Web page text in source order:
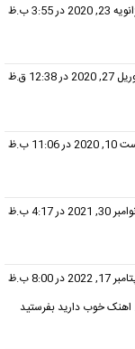
23, 2020 در 3:55 ب.ظ
در 12:38 ق.ظ
11:06 ب.ظ
30, 2021 در 4:17 ب.ظ
2022 در 8:00 ب.ظ
خوب دارید بفرستید